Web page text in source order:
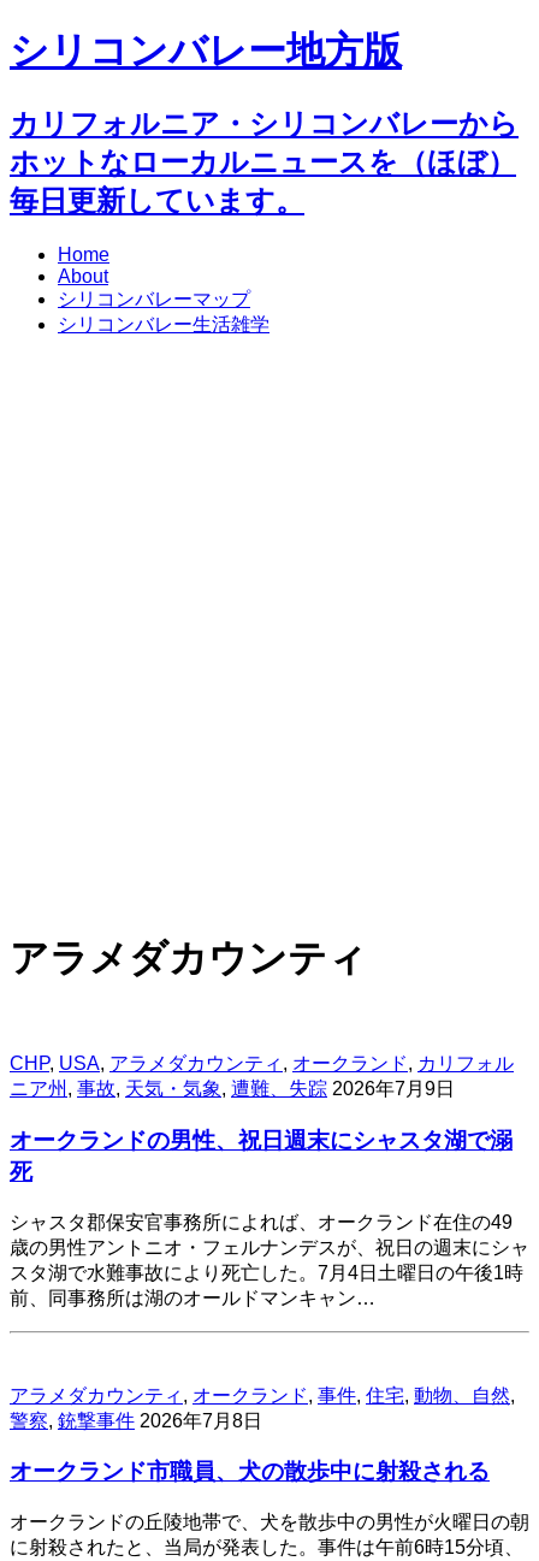
シリコンバレー地方版
カリフォルニア・シリコンバレーから
ホットなローカルニュースを（ほぼ）
毎日更新しています。
Home
About
シリコンバレーマップ
シリコンバレー生活雑学
アラメダカウンティ
CHP, USA, アラメダカウンティ , オークランド, カリフォル
ニア州 , 事故, 天気・気象, 遭難、失踪 2026年7月9日
オークランドの男性、祝日週末にシャスタ湖で溺
死
シャスタ郡保安官事務所によれば、オークランド在住の49
歳の男性アントニオ・フェルナンデスが、祝日の週末にシャ
スタ湖で水難事故により死亡した。7月4日土曜日の午後1時
前、同事務所は湖のオールドマンキャン…
アラメダカウンティ , オークランド, 事件, 住宅, 動物、自然,
警察, 銃撃事件 2026年7月8日
オークランド市職員、犬の散歩中に射殺される
オークランドの丘陵地帯で、犬を散歩中の男性が火曜日の朝
に射殺されたと、当局が発表した。事件は午前6時15分頃、